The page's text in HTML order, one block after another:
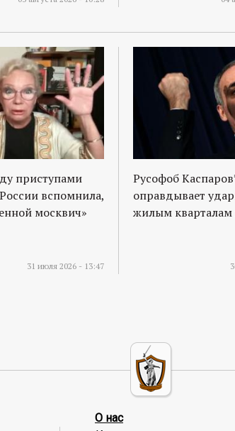
приступами
вспомнила,
москвич»
31 июля 2026 - 13:47
Русофоб
оправдывает
жилым кварталам
О нас